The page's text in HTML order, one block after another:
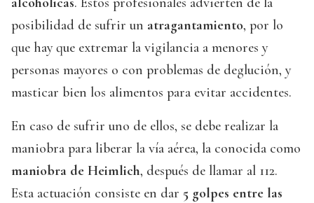
posibilidad de sufrir un atragantamiento, por lo
que hay que extremar la vigilancia a menores y
personas mayores o con problemas de deglución, y
masticar bien los alimentos para evitar accidentes.
En caso de sufrir uno de ellos, se debe realizar la
maniobra para liberar la vía aérea, la conocida como
maniobra de Heimlich, después de llamar al 112.
Esta actuación consiste en dar 5 golpes entre las